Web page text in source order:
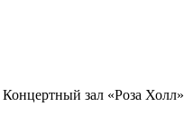
Концертный зал «Роза Холл»